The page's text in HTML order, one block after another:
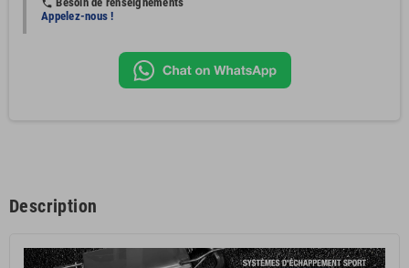
phone
Appelez-nous !
Description